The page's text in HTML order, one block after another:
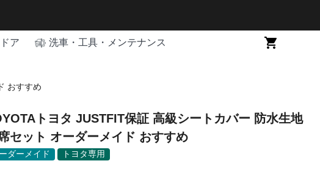
ア 洗車・工具・メンテナンス
おすすめ
トヨタ JUSTFIT保証 高級シートカバー 防水生地
セット オーダーメイド おすすめ
ダーメイド トヨタ専用